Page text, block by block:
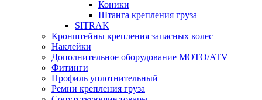
Коники
Штанга крепления груза
SITRAK
Кронштейны крепления запасных колес
Наклейки
Дополнительное оборудование MOTO/ATV
Фитинги
Профиль уплотнительный
Ремни крепления груза